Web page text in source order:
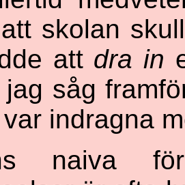
skolan
att dra in
jag såg
indragna
naiva